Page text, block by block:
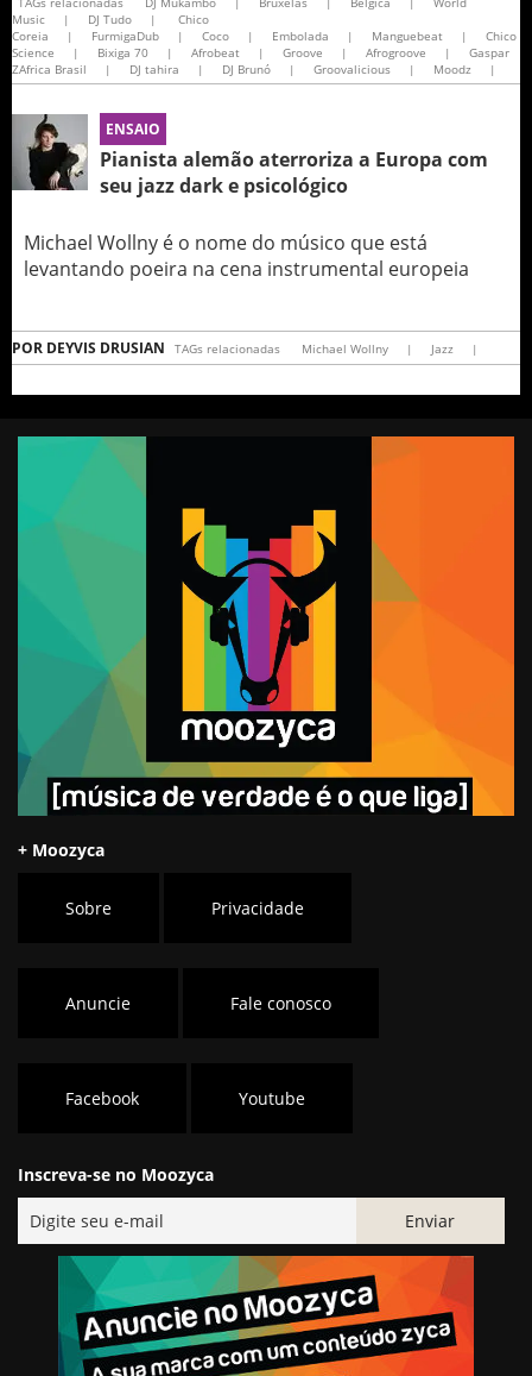
Music
| DJ Tudo |
Chico
Coreia
| FurmigaDub | Coco | Embolada | Manguebeat |
Chico
Science
| Bixiga 70 | Afrobeat | Groove | Afrogroove |
Gaspar
ZAfrica Brasil
| DJ tahira | DJ Brunó | Groovalicious | Moodz |
ENSAIO
Pianista alemão aterroriza a Europa com
seu jazz dark e psicológico
Michael Wollny é o nome do músico que está
levantando poeira na cena instrumental europeia
POR DEYVIS DRUSIAN TAGs relacionadas Michael Wollny | Jazz |
+ Moozyca
Sobre Privacidade
Anuncie Fale conosco
Facebook Youtube
Inscreva-se no Moozyca